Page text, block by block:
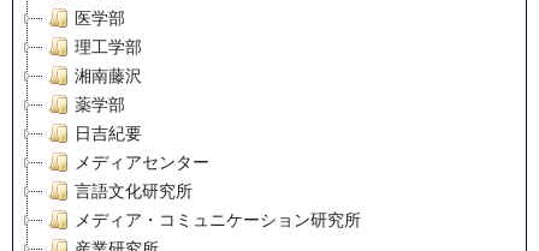
医学部
理工学部
湘南藤沢
薬学部
日吉紀要
メディアセンター
言語文化研究所
メディア・コミュニケーション研究所